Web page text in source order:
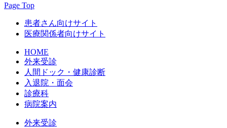
Page Top
患者さん向けサイト
医療関係者向けサイト
HOME
外来受診
人間ドック・健康診断
入退院・面会
診療科
病院案内
外来受診